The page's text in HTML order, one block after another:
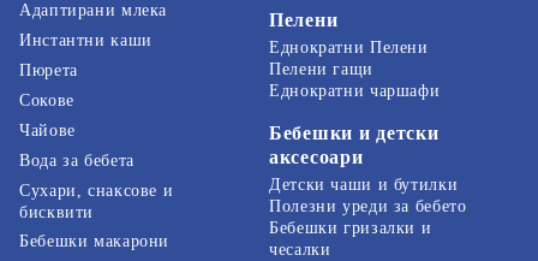
Адаптирани млека
Инстантни каши
Пюрета
Сокове
Чайове
Вода за бебета
Сухари, снаксове и
бисквити
Бебешки макарони
Пелени
Еднократни Пелени
Пелени гащи
Еднократни чаршафи
Бебешки и детски
аксесоари
Детски чаши и бутилки
Полезни уреди за бебето
Бебешки гризалки и
чесалки